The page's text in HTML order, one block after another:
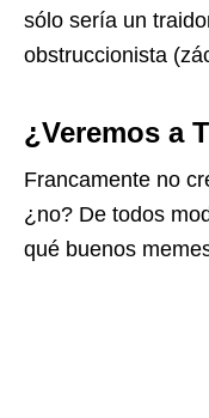
sólo sería un
obstruccionista
¿Veremos a
Francamente no
¿no? De todos
qué buenos